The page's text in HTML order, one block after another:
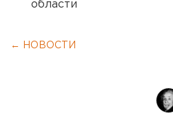
области
← НОВОСТИ